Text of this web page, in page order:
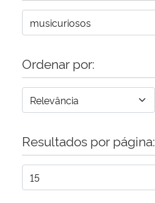
Secretaria de Governo
Gabinete de Segurança Institucional
Advocacia-Geral da União
Planalto
Ordenar por:
Resultados por página: